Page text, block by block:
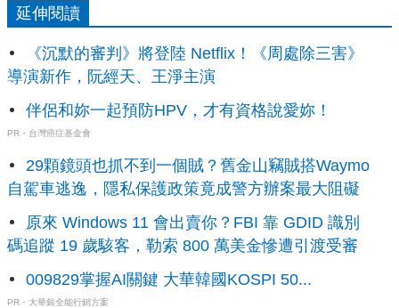
延伸閱讀
《沉默的審判》將登陸 Netflix！《周處除三害》
導演新作，阮經天、王淨主演
伴侶和妳一起預防HPV，才有資格說愛妳！
PR・台灣癌症基金會
29顆鏡頭也抓不到一個賊？舊金山竊賊搭Waymo
自駕車逃逸，隱私保護政策竟成警方辦案最大阻礙
原來 Windows 11 會出賣你？FBI 靠 GDID 識別
碼追蹤 19 歲駭客，勒索 800 萬美金慘遭引渡受審
009829掌握AI關鍵 大華韓國KOSPI 50...
PR・大華銀全能行銷方案